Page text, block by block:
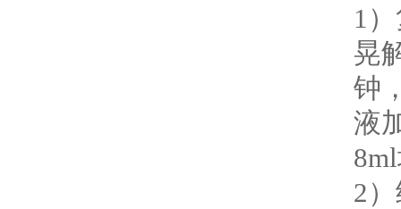
1
晃
钟
液
2